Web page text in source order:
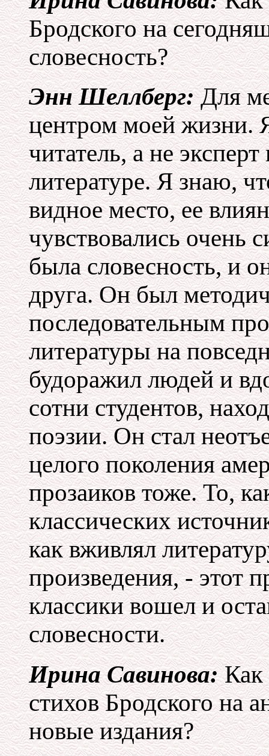
Бродского на
словесность?
Энн Шеллберг:Для
центром моей жизни.
читатель, а не
литературе. Я знаю,
видное место, ее
чувствовались очень
была словесность, и
друга. Он был
последовательным
литературы на
будоражил людей и
сотни студентов,
поэзии. Он стал
целого поколения
прозаиков тоже. То,
классических
как вживлял
произведения, - этот
классики вошел и
словесности.
Ирина Савинова:Как
стихов Бродского на
новые издания?